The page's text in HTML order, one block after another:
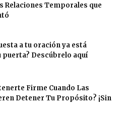
Relaciones Temporales que
a tu oración ya está
puerta? Descúbrelo aquí
Firme Cuando Las
Detener Tu Propósito? ¡Sin